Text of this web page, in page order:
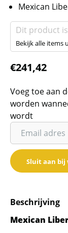
Mexican
Dit product
Bekijk alle items
€241,42
Voeg toe aan
worden
wordt
Vul
je
email
adres
de
wachtlijst
Sluit aan
Beschrijving
Mexican